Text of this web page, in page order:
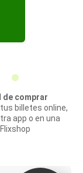
de comprar
billetes online,
app o en una
Flixshop